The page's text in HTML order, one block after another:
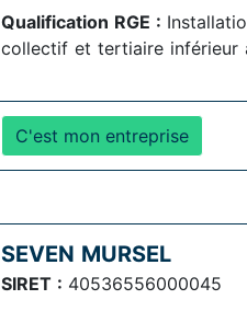
Qualification RGE :
collectif et tertiaire inférieur
C'est mon entreprise
SEVEN MURSEL
SIRET : 40536556000045